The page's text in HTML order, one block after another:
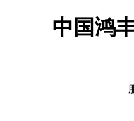
中国鸿